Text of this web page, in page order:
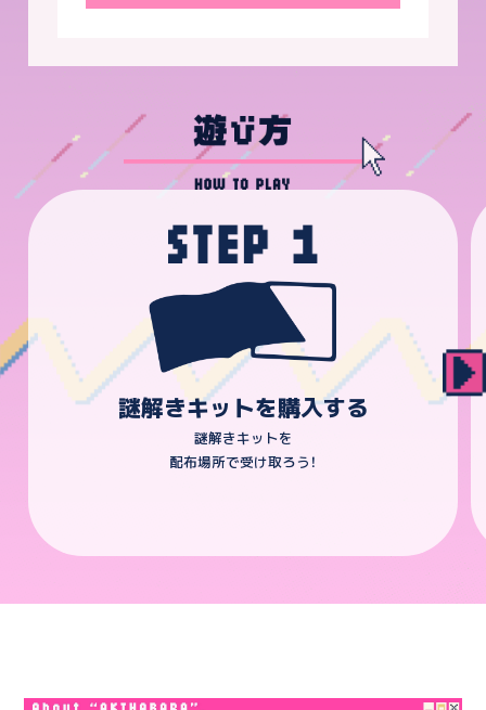
【土日祝】[1F・3F～7F]10:00～21:00
定休日：年中無休
丁目ビル
電話番号： 03-5298-8720
URL：
?id=4
住所：東京都千代田区外神田1-2-7 オノデン本店
4F ジーストア・アキバ内
電話番号：03-3258-3161
謎解きキットを購入する
謎解きキットを
配布場所で受け取ろう！